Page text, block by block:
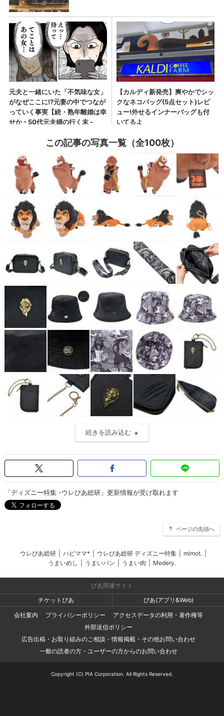
この記事の写真一覧（全100枚）
続きを読み込む
「ディズニー特集 -ウレぴあ総研」更新情報が受け取れます
ページの先頭へ
ウレぴあ総研 ハピママ* ウレぴあ総研 ディズニー特集 mimot.
うまいめし
うまいパン うまい肉 Medery.
ぴあ関連サイト
チケットぴあ
ぴあ(アプリ&Web)
会社案内
プライバシーポリシー
アクセスデータの利用・著作権等
外部送信ポリシー
広告出稿・お取り組みのご相談・情報掲載・その他お問い合わせ
一般の読者の方・ユーザーの方からのお問い合わせ
Copyright (C) PIA Corporation. All Rights Reserved.